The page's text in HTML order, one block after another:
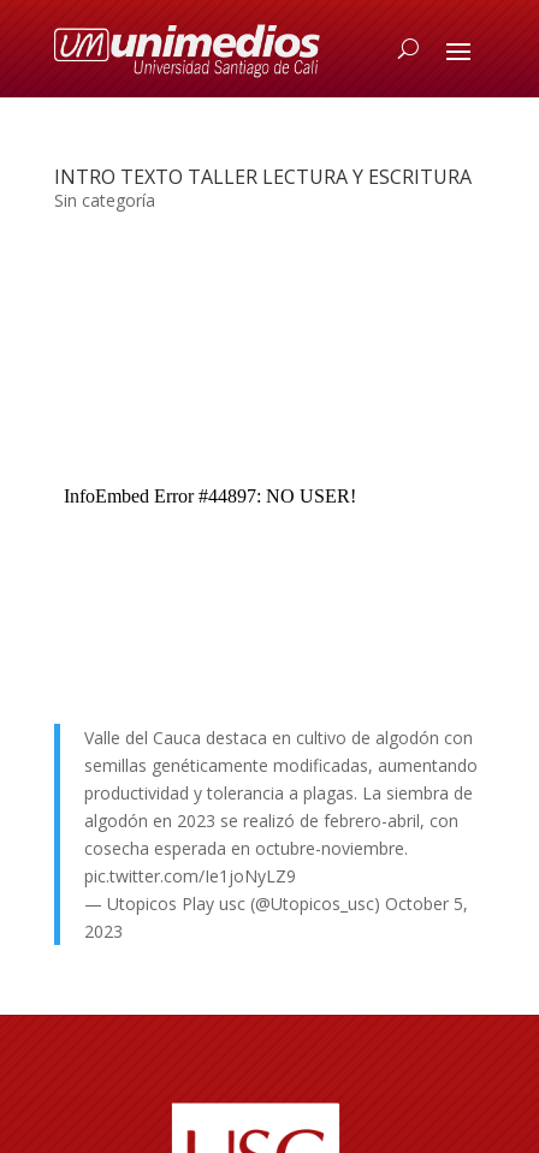
INTRO TEXTO TALLER LECTURA Y ESCRITURA
Sin categoría
Valle del Cauca destaca en cultivo de algodón con
semillas genéticamente modificadas, aumentando
productividad y tolerancia a plagas. La siembra de
algodón en 2023 se realizó de febrero-abril, con
cosecha esperada en octubre-noviembre.
pic.twitter.com/Ie1joNyLZ9
— Utopicos Play usc (@Utopicos_usc) October 5,
2023